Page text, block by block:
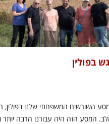
בפולין
השורשים המשפחתי שלנו בפולין,
המסע הזה היה עבורנו הרבה יותר